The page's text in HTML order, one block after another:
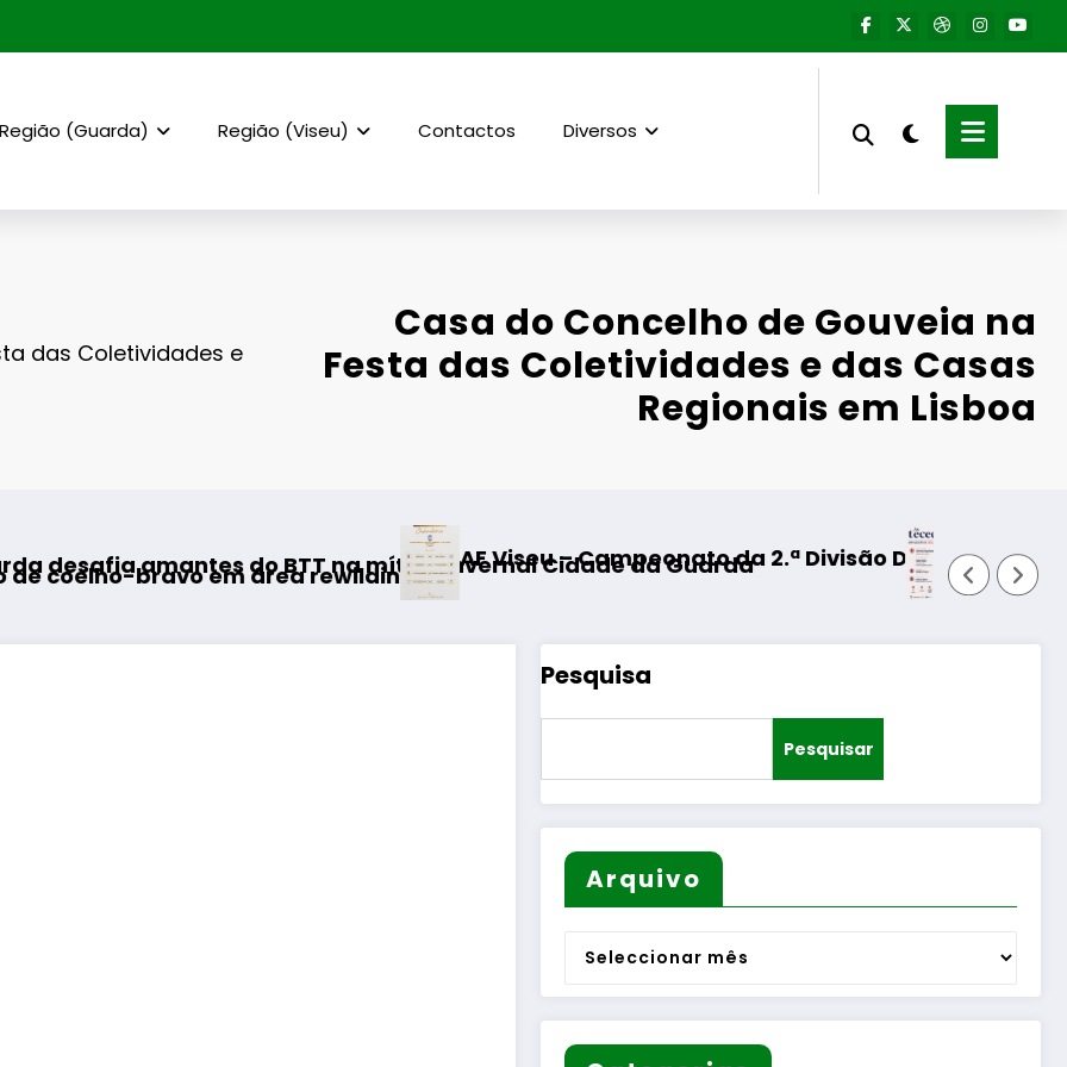
Região (Guarda) Região (Viseu) Contactos Diversos
das Coletividades e
Casa do Concelho de Gouveia na
Festa das Coletividades e das Casas
Regionais em Lisboa
rewilding
BTT na mítica Invernal Cidade da Guarda
AF Viseu – Campeonato da 2.ª Divisão Distrital – ISOJOFER sorteado
Fornos de Algodres –
Pesquisa
Pesquisar
Arquivo
Arquivo